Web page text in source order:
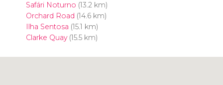
Safári Noturno (13.2 km)
Orchard Road (14.6 km)
Ilha Sentosa (15.1 km)
Clarke Quay(15.5 km)